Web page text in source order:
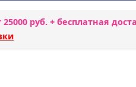
руб. + бесплатная